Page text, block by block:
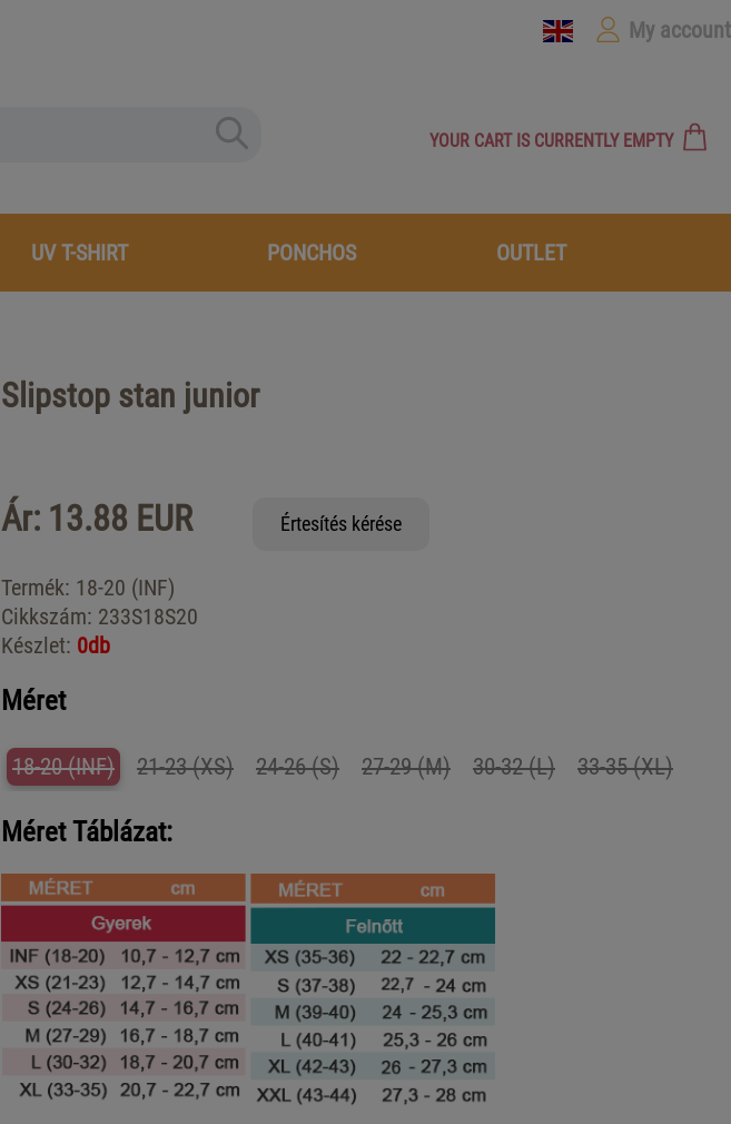
My account
YOUR CART IS CURRENTLY EMPTY
UV T-SHIRT PONCHOS OUTLET
Slipstop stan junior
Ár: 13.88 EUR Értesítés kérése
Termék: 18-20 (INF)
Cikkszám: 233S18S20
Készlet: 0db
Méret
18-20 (INF) 21-23 (XS) 24-26 (S) 27-29 (M) 30-32 (L) 33-35 (XL)
Méret Táblázat: